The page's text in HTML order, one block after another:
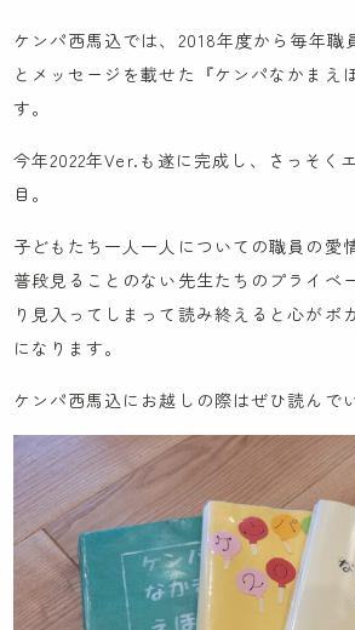
イスラエル研修記
IR情報
お問い合わせ
採用に関するお問い合わせ
NPO会員専用ページはこちら
お知らせ
先輩職員による先輩ブログ
ケンパ西馬込では、2018年度から毎年職
とメッセージを載せた『ケンパなかまえ
す。
今年2022年Ver.も遂に完成し、さっそく
目。
子どもたち一人一人についての職員の愛
普段見ることのない先生たちのプライベ
り見入ってしまって読み終えると心がポ
になります。
ケンパ西馬込にお越しの際はぜひ読んで